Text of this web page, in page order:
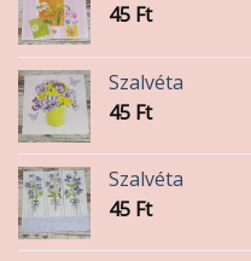
45 Ft
Szalvéta
45 Ft
Szalvéta
45 Ft